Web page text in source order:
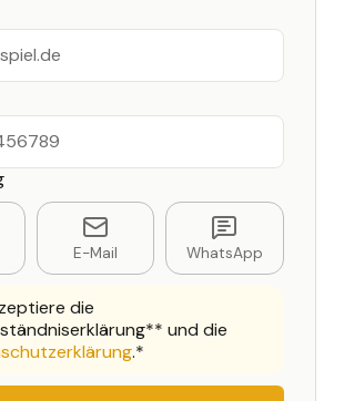
E-Mail WhatsApp
die
und die
.*